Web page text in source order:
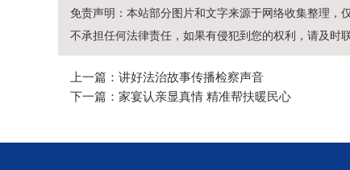
免责声明：本站部分图片和文字来源于网络收集整理，
不承担任何法律责任，如果有侵犯到您的权利，请及时
上一篇：讲好法治故事传播检察声音
下一篇：家宴认亲显真情 精准帮扶暖民心